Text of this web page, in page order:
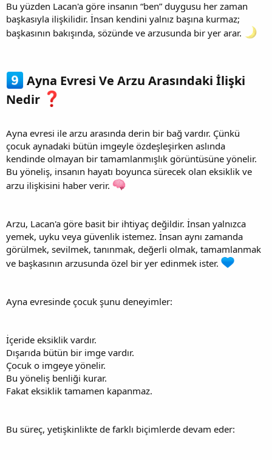
Bu yüzden Lacan'a göre insanın “ben” duygusu her zaman
başkasıyla ilişkilidir. İnsan kendini yalnız başına kurmaz;
başkasının bakışında, sözünde ve arzusunda bir yer arar.
Ayna Evresi Ve Arzu Arasındaki İlişki
Nedir
Ayna evresi ile arzu arasında derin bir bağ vardır. Çünkü
çocuk aynadaki bütün imgeyle özdeşleşirken aslında
kendinde olmayan bir tamamlanmışlık görüntüsüne yönelir.
Bu yöneliş, insanın hayatı boyunca sürecek olan eksiklik ve
arzu ilişkisini haber verir.
Arzu, Lacan'a göre basit bir ihtiyaç değildir. İnsan yalnızca
yemek, uyku veya güvenlik istemez. İnsan aynı zamanda
görülmek, sevilmek, tanınmak, değerli olmak, tamamlanmak
ve başkasının arzusunda özel bir yer edinmek ister.
Ayna evresinde çocuk şunu deneyimler:
İçeride eksiklik vardır.
Dışarıda bütün bir imge vardır.
Çocuk o imgeye yönelir.
Bu yöneliş benliği kurar.
Fakat eksiklik tamamen kapanmaz.
Bu süreç, yetişkinlikte de farklı biçimlerde devam eder: